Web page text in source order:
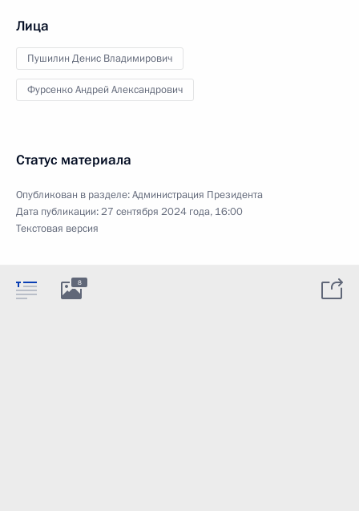
Лица
Пушилин Денис Владимирович
Фурсенко Андрей Александрович
Статус материала
Опубликован в разделе:Администрация Президента
Дата публикации:27 сентября 2024 года, 16:00
Текстовая версия
8